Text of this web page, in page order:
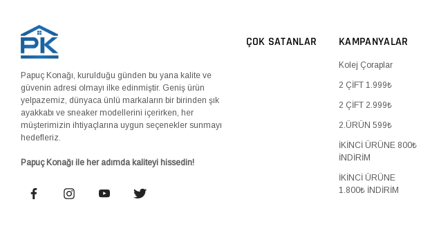
Papuç Konağı, kurulduğu günden bu yana kalite ve
güvenin adresi olmayı ilke edinmiştir. Geniş ürün
yelpazemiz, dünyaca ünlü markaların bir birinden şık
ayakkabı ve sneaker modellerini içerirken, her
müşterimizin ihtiyaçlarına uygun seçenekler sunmayı
hedefleriz.
Papuç Konağı ile her adımda kaliteyi hissedin!
ÇOK SATANLAR KAMPANYALAR
Kolej Çoraplar
2 ÇİFT 1.999₺
2 ÇİFT 2.999₺
2.ÜRÜN 599₺
İKİNCİ ÜRÜNE 800₺
İNDİRİM
İKİNCİ ÜRÜNE
1.800₺ İNDİRİM